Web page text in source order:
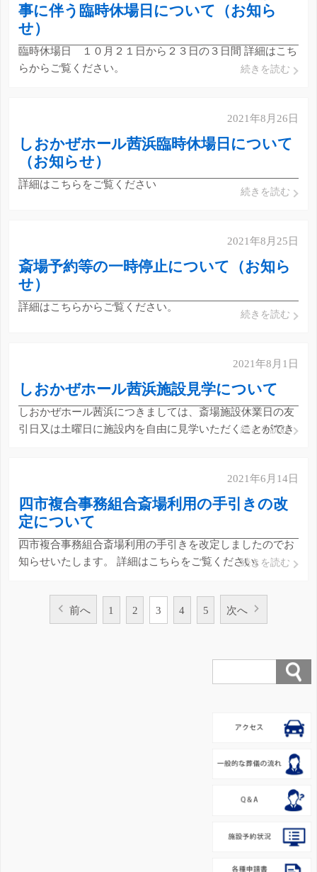
事に伴う臨時休場日について（お知ら
せ）
臨時休場日 １０月２１日から２３日の３日間 詳細はこち
らからご覧ください。
続きを読む
2021年8月26日
しおかぜホール茜浜臨時休場日について
（お知らせ）
詳細はこちらをご覧ください
続きを読む
2021年8月25日
斎場予約等の一時停止について（お知ら
せ）
詳細はこちらからご覧ください。
続きを読む
2021年8月1日
しおかぜホール茜浜施設見学について
しおかぜホール茜浜につきましては、斎場施設休業日の友
引日又は土曜日に施設内を自由に見学いただくことができ
浜までご連絡ください。 見学にあたり、新型コロナウイル
ス感染拡大防止の観 […]
続きを読む
2021年6月14日
四市複合事務組合斎場利用の手引きの改
定について
四市複合事務組合斎場利用の手引きを改定しましたのでお
知らせいたします。 詳細はこちらをご覧ください。続きを読む
前へ 1 2 3 4 5 次へ